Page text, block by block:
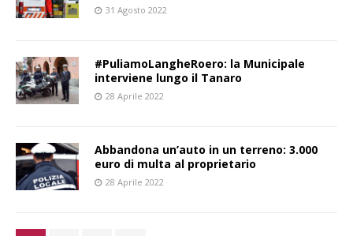
31 Agosto 2022
#PuliamoLangheRoero: la Municipale
interviene lungo il Tanaro
28 Aprile 2022
Abbandona un’auto in un terreno: 3.000
euro di multa al proprietario
28 Aprile 2022